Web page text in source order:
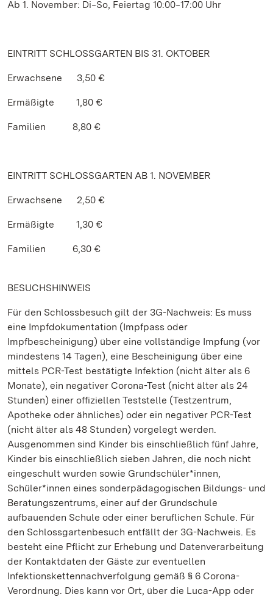
Ab 1. November: Di‒So, Feiertag 10:00‒17:00 Uhr
EINTRITT SCHLOSSGARTEN BIS 31. OKTOBER
Erwachsene 3,50 €
Ermäßigte 1,80 €
Familien 8,80 €
EINTRITT SCHLOSSGARTEN AB 1. NOVEMBER
Erwachsene 2,50 €
Ermäßigte 1,30 €
Familien 6,30 €
BESUCHSHINWEIS
Für den Schlossbesuch gilt der 3G-Nachweis: Es muss
eine Impfdokumentation (Impfpass oder
Impfbescheinigung) über eine vollständige Impfung (vor
mindestens 14 Tagen), eine Bescheinigung über eine
mittels PCR-Test bestätigte Infektion (nicht älter als 6
Monate), ein negativer Corona-Test (nicht älter als 24
Stunden) einer offiziellen Teststelle (Testzentrum,
Apotheke oder ähnliches) oder ein negativer PCR-Test
(nicht älter als 48 Stunden) vorgelegt werden.
Ausgenommen sind Kinder bis einschließlich fünf Jahre,
Kinder bis einschließlich sieben Jahren, die noch nicht
eingeschult wurden sowie Grundschüler*innen,
Schüler*innen eines sonderpädagogischen Bildungs- und
Beratungszentrums, einer auf der Grundschule
aufbauenden Schule oder einer beruflichen Schule. Für
den Schlossgartenbesuch entfällt der 3G-Nachweis. Es
besteht eine Pflicht zur Erhebung und Datenverarbeitung
der Kontaktdaten der Gäste zur eventuellen
Infektionskettennachverfolgung gemäß § 6 Corona-
Verordnung. Dies kann vor Ort, über die Luca-App oder